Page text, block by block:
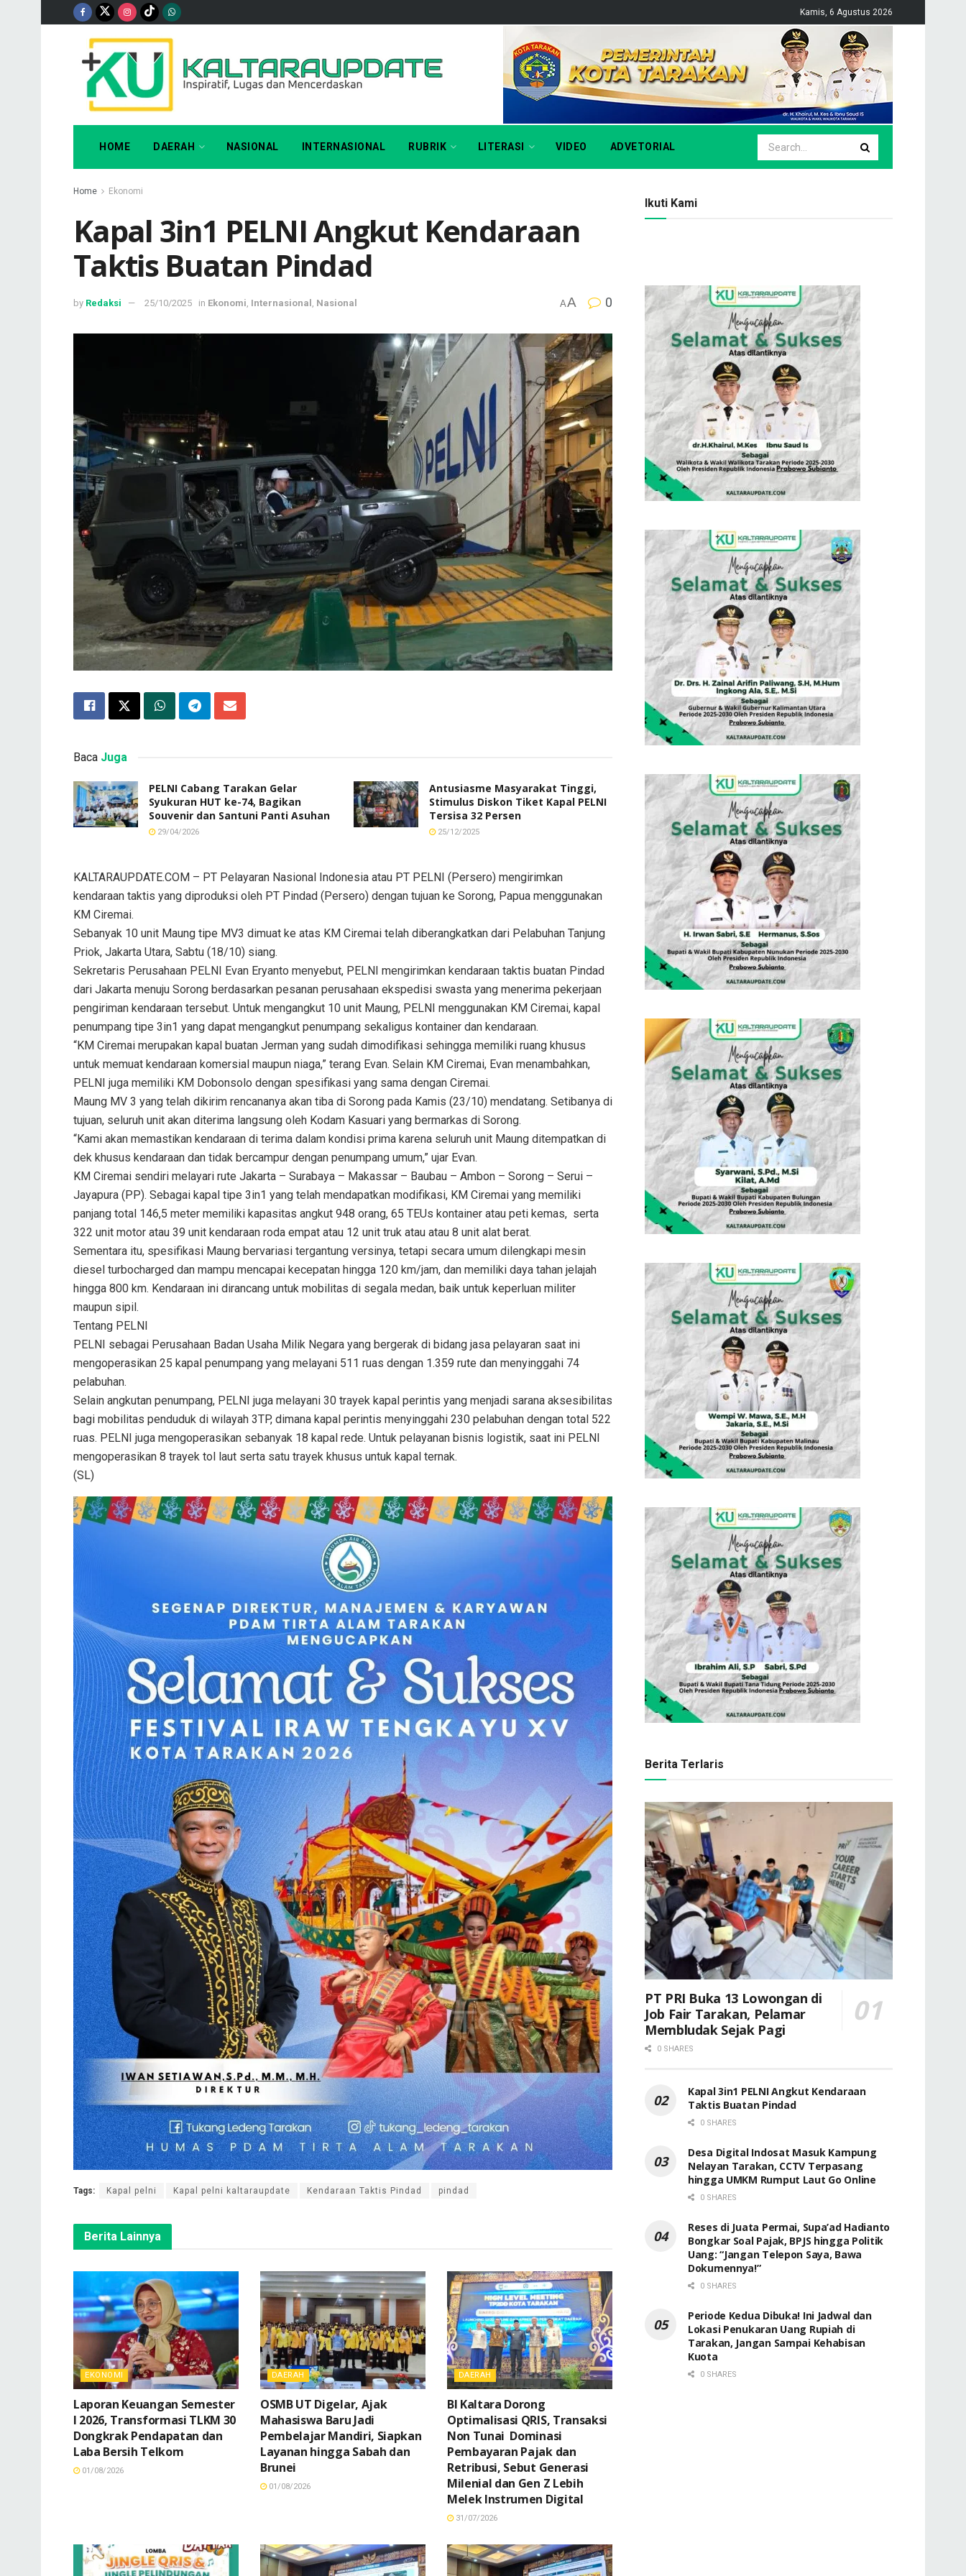
Kamis, 6 Agustus 2026
HOME DAERAH NASIONAL INTERNASIONAL RUBRIK LITERASI VIDEO ADVETORIAL
Home Ekonomi
Kapal 3in1 PELNI Angkut Kendaraan
Taktis Buatan Pindad
by Redaksi 25/10/2025 in Ekonomi Internasional Nasional AA 0
Baca Juga
PELNI Cabang Tarakan Gelar
Syukuran HUT ke-74, Bagikan
Souvenir dan Santuni Panti Asuhan
29/04/2026
Antusiasme Masyarakat Tinggi,
Stimulus Diskon Tiket Kapal PELNI
Tersisa 32 Persen
25/12/2025
KALTARAUPDATE.COM – PT Pelayaran Nasional Indonesia atau PT PELNI (Persero) mengirimkan
kendaraan taktis yang diproduksi oleh PT Pindad (Persero) dengan tujuan ke Sorong, Papua menggunakan
KM Ciremai.
Sebanyak 10 unit Maung tipe MV3 dimuat ke atas KM Ciremai telah diberangkatkan dari Pelabuhan Tanjung
Priok, Jakarta Utara, Sabtu (18/10) siang.
Sekretaris Perusahaan PELNI Evan Eryanto menyebut, PELNI mengirimkan kendaraan taktis buatan Pindad
dari Jakarta menuju Sorong berdasarkan pesanan perusahaan ekspedisi swasta yang menerima pekerjaan
pengiriman kendaraan tersebut. Untuk mengangkut 10 unit Maung, PELNI menggunakan KM Ciremai, kapal
penumpang tipe 3in1 yang dapat mengangkut penumpang sekaligus kontainer dan kendaraan.
“KM Ciremai merupakan kapal buatan Jerman yang sudah dimodifikasi sehingga memiliki ruang khusus
untuk memuat kendaraan komersial maupun niaga,” terang Evan. Selain KM Ciremai, Evan menambahkan,
PELNI juga memiliki KM Dobonsolo dengan spesifikasi yang sama dengan Ciremai.
Maung MV 3 yang telah dikirim rencananya akan tiba di Sorong pada Kamis (23/10) mendatang. Setibanya di
tujuan, seluruh unit akan diterima langsung oleh Kodam Kasuari yang bermarkas di Sorong.
“Kami akan memastikan kendaraan di terima dalam kondisi prima karena seluruh unit Maung ditempatkan di
dek khusus kendaraan dan tidak bercampur dengan penumpang umum,” ujar Evan.
KM Ciremai sendiri melayari rute Jakarta – Surabaya – Makassar – Baubau – Ambon – Sorong – Serui –
Jayapura (PP). Sebagai kapal tipe 3in1 yang telah mendapatkan modifikasi, KM Ciremai yang memiliki
panjang total 146,5 meter memiliki kapasitas angkut 948 orang, 65 TEUs kontainer atau peti kemas, serta
322 unit motor atau 39 unit kendaraan roda empat atau 12 unit truk atau atau 8 unit alat berat.
Sementara itu, spesifikasi Maung bervariasi tergantung versinya, tetapi secara umum dilengkapi mesin
diesel turbocharged dan mampu mencapai kecepatan hingga 120 km/jam, dan memiliki daya tahan jelajah
hingga 800 km. Kendaraan ini dirancang untuk mobilitas di segala medan, baik untuk keperluan militer
maupun sipil.
Tentang PELNI
PELNI sebagai Perusahaan Badan Usaha Milik Negara yang bergerak di bidang jasa pelayaran saat ini
mengoperasikan 25 kapal penumpang yang melayani 511 ruas dengan 1.359 rute dan menyinggahi 74
pelabuhan.
Selain angkutan penumpang, PELNI juga melayani 30 trayek kapal perintis yang menjadi sarana aksesibilitas
bagi mobilitas penduduk di wilayah 3TP, dimana kapal perintis menyinggahi 230 pelabuhan dengan total 522
ruas. PELNI juga mengoperasikan sebanyak 18 kapal rede. Untuk pelayanan bisnis logistik, saat ini PELNI
mengoperasikan 8 trayek tol laut serta satu trayek khusus untuk kapal ternak.
(SL)
Tags: Kapal pelni Kapal pelni kaltaraupdate Kendaraan Taktis Pindad pindad
Berita Lainnya
EKONOMI
Laporan Keuangan Semester
I 2026, Transformasi TLKM 30
Dongkrak Pendapatan dan
Laba Bersih Telkom
01/08/2026
DAERAH
OSMB UT Digelar, Ajak
Mahasiswa Baru Jadi
Pembelajar Mandiri, Siapkan
Layanan hingga Sabah dan
Brunei
01/08/2026
DAERAH
BI Kaltara Dorong
Optimalisasi QRIS, Transaksi
Non Tunai Dominasi
Pembayaran Pajak dan
Retribusi, Sebut Generasi
Milenial dan Gen Z Lebih
Melek Instrumen Digital
31/07/2026
Ikuti Kami
Berita Terlaris
PT PRI Buka 13 Lowongan di
Job Fair Tarakan, Pelamar
Membludak Sejak Pagi
0 SHARES
Kapal 3in1 PELNI Angkut Kendaraan
Taktis Buatan Pindad
0 SHARES
Desa Digital Indosat Masuk Kampung
Nelayan Tarakan, CCTV Terpasang
hingga UMKM Rumput Laut Go Online
0 SHARES
Reses di Juata Permai, Supa’ad Hadianto
Bongkar Soal Pajak, BPJS hingga Politik
Uang: “Jangan Telepon Saya, Bawa
Dokumennya!”
0 SHARES
Periode Kedua Dibuka! Ini Jadwal dan
Lokasi Penukaran Uang Rupiah di
Tarakan, Jangan Sampai Kehabisan
Kuota
0 SHARES